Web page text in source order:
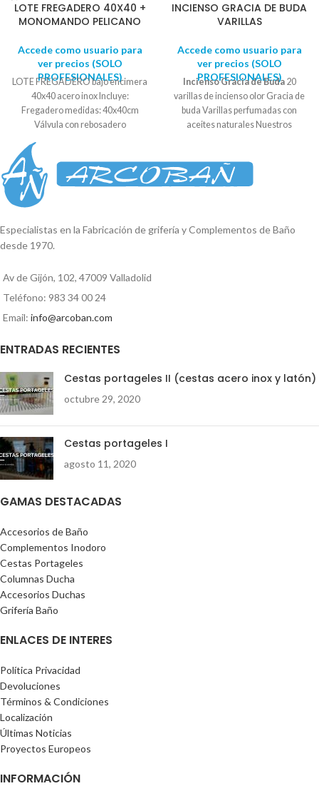
LOTE FREGADERO 40X40 +
MONOMANDO PELICANO
Accede como usuario para
ver precios (SOLO
PROFESIONALES)
LOTE FREGADERO bajo encimera
40x40 acero inox Incluye:
Fregadero medidas: 40x40cm
Válvula con rebosadero
fregaderos, con 2 tomas para
lavadora y lavavajillas
Monomando freg. Pelícano acero
INCIENSO GRACIA DE BUDA
VARILLAS
Accede como usuario para
ver precios (SOLO
PROFESIONALES)
Incienso Gracia de Buda20
varillas de incienso olor Gracia de
buda Varillas perfumadas con
aceites naturales Nuestros
naturales para conseguir aromas
exclusivos y dotarlos de
Especialistas en la Fabricación de grifería y Complementos de Baño
desde 1970.
Av de Gijón, 102, 47009 Valladolid
Teléfono: 983 34 00 24
Email: info@arcoban.com
ENTRADAS RECIENTES
Cestas portageles II (cestas acero inox y latón)
octubre 29, 2020
Cestas portageles I
agosto 11, 2020
GAMAS DESTACADAS
Accesorios de Baño
Complementos Inodoro
Cestas Portageles
Columnas Ducha
Accesorios Duchas
Grifería Baño
ENLACES DE INTERES
Política Privacidad
Devoluciones
Términos & Condiciones
Localización
Últimas Noticias
Proyectos Europeos
INFORMACIÓN